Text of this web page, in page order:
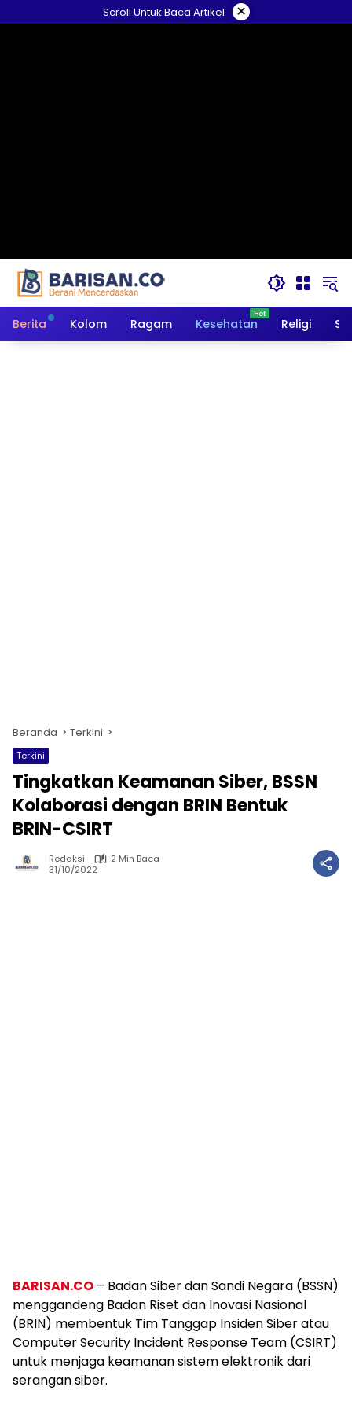
ke
Scroll Untuk Baca Artikel ×
Berita Kolom Ragam Kesehatan Religi
Beranda Terkini
Terkini
Tingkatkan Keamanan Siber, BSSN
Kolaborasi dengan BRIN Bentuk
BRIN-CSIRT
Redaksi
2 Min Baca
31/10/2022
BARISAN.CO – Badan Siber dan Sandi Negara (BSSN)
menggandeng Badan Riset dan Inovasi Nasional
(BRIN) membentuk Tim Tanggap Insiden Siber atau
Computer Security Incident Response Team (CSIRT)
untuk menjaga keamanan sistem elektronik dari
serangan siber.